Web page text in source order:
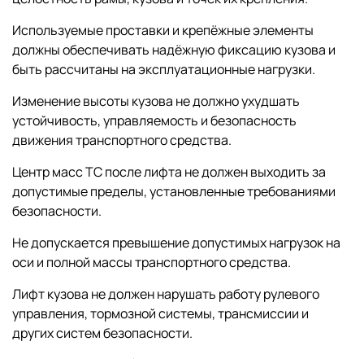
Используемые проставки и крепёжные элементы
должны обеспечивать надёжную фиксацию кузова и
быть рассчитаны на эксплуатационные нагрузки.
Изменение высоты кузова не должно ухудшать
устойчивость, управляемость и безопасность
движения транспортного средства.
Центр масс ТС после лифта не должен выходить за
допустимые пределы, установленные требованиями
безопасности.
Не допускается превышение допустимых нагрузок на
оси и полной массы транспортного средства.
Лифт кузова не должен нарушать работу рулевого
управления, тормозной системы, трансмиссии и
других систем безопасности.